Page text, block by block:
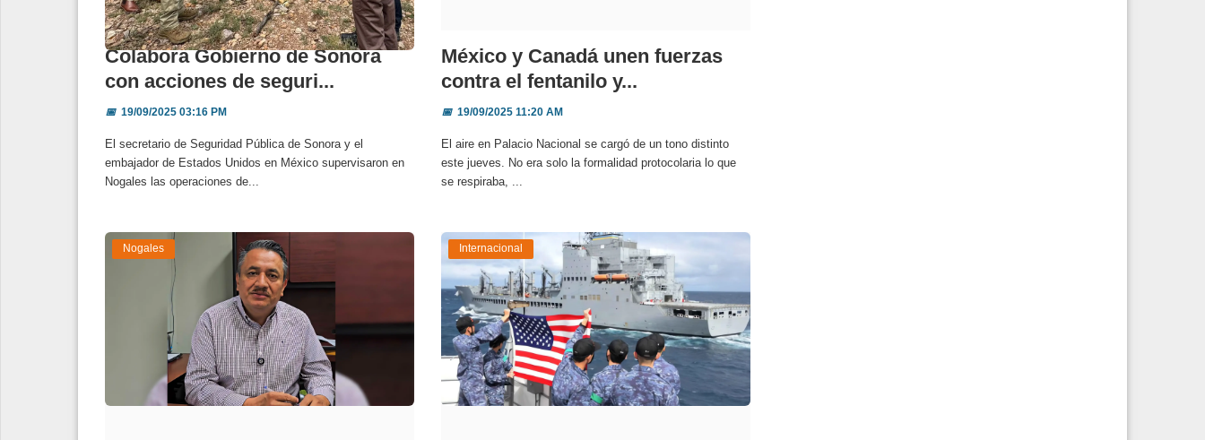
Colabora Gobierno de Sonora
con acciones de seguri...
📅19/09/2025 03:16 PM
El secretario de Seguridad Pública de Sonora y el
embajador de Estados Unidos en México supervisaron en
Nogales las operaciones de...
México y Canadá unen fuerzas
contra el fentanilo y...
📅19/09/2025 11:20 AM
El aire en Palacio Nacional se cargó de un tono distinto
este jueves. No era solo la formalidad protocolaria lo que
se respiraba, ...
Nogales Internacional